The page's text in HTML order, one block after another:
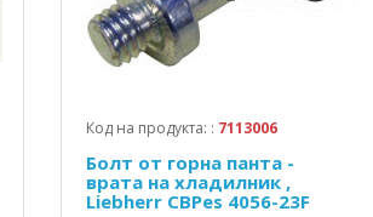
Код на продукта: : 7113006
Болт от горна панта -
врата на хладилник ,
Liebherr CBPes 4056-23F